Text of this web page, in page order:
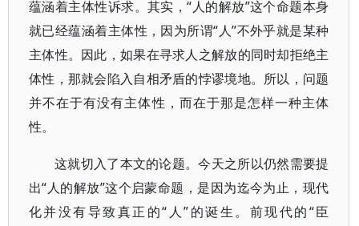
蕴涵着主体性诉求。其实，“人的解放”这个命题本身
就已经蕴涵着主体性，因为所谓“人”不外乎就是某种
主体性。因此，如果在寻求人之解放的同时却拒绝主
体性，那就会陷入自相矛盾的悖谬境地。所以，问题
并不在于有没有主体性，而在于那是怎样一种主体
性。
这就切入了本文的论题。今天之所以仍然需要提
出“人的解放”这个启蒙命题，是因为迄今为止，现代
化并没有导致真正的“人”的诞生。前现代的“臣